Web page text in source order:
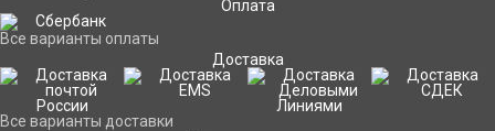
Оплата
Все варианты оплаты
Доставка
Все варианты доставки